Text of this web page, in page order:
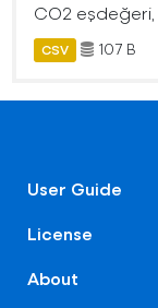
CO2 eşdeğeri,
CSV 107 B
User Guide
License
About